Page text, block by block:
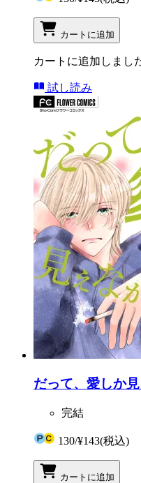
カートに追加
カートに追加しまし
試し読み
だって、愛しか
完結
130/¥143(税込)
カートに追加